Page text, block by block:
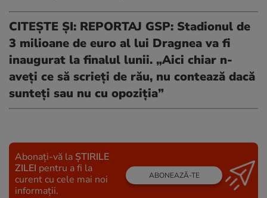
CITEȘTE ȘI: REPORTAJ GSP: Stadionul de
3 milioane de euro al lui Dragnea va fi
inaugurat la finalul lunii. „Aici chiar n-
aveți ce să scrieți de rău, nu contează dacă
sunteți sau nu cu opoziția”
Abonați-vă la ȘTIRILE
ZILEI pentru a fi la
curent cu cele mai noi
informații.
ABONEAZĂ-TE